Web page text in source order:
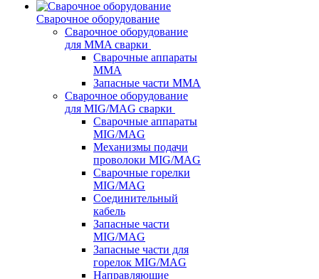
Сварочное оборудование
Сварочное оборудование
для MMA сварки
Сварочные аппараты
MMA
Запасные части MMA
Сварочное оборудование
для MIG/MAG сварки
Сварочные аппараты
MIG/MAG
Механизмы подачи
проволоки MIG/MAG
Сварочные горелки
MIG/MAG
Соединительный
кабель
Запасные части
MIG/MAG
Запасные части для
горелок MIG/MAG
Направляющие